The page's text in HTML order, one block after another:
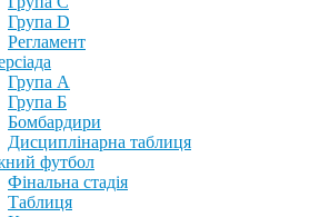
Група D
Регламент
Група А
Група Б
Бомбардири
Дисциплінарна таблиця
футбол
Фінальна стадія
Таблиця